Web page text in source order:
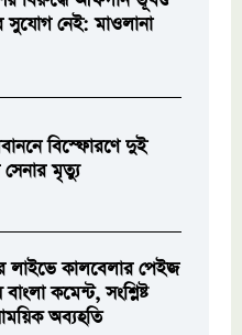
সুযোগ নেই: মাওলানা
বিস্ফোরণে দুই
মৃত্যু
লাইভে কালবেলার পেইজ
কমেন্ট, সংশ্লিষ্ট
অব্যহতি